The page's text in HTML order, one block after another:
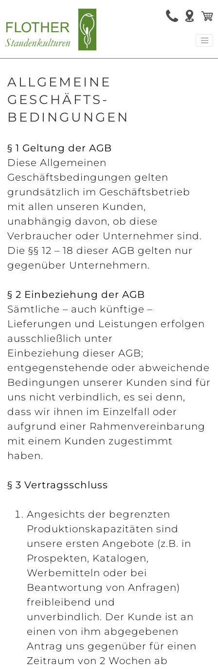
ALLGEMEINE
GESCHÄFTS­
BEDINGUNGEN
§ 1 Geltung der AGB
Diese Allgemeinen
Geschäftsbedingungen gelten
grundsätzlich im Geschäftsbetrieb
mit allen unseren Kunden,
unabhängig davon, ob diese
Verbraucher oder Unternehmer sind.
Die §§ 12 – 18 dieser AGB gelten nur
gegenüber Unternehmern.
§ 2 Einbeziehung der AGB
Sämtliche – auch künftige –
Lieferungen und Leistungen erfolgen
ausschließlich unter
Einbeziehung dieser AGB;
entgegenstehende oder abweichende
Bedingungen unserer Kunden sind für
uns nicht verbindlich, es sei denn,
dass wir ihnen im Einzelfall oder
aufgrund einer Rahmenvereinbarung
mit einem Kunden zugestimmt
haben.
§ 3 Vertragsschluss
Angesichts der begrenzten
Produktionskapazitäten sind
unsere ersten Angebote (z.B. in
Prospekten, Katalogen,
Werbemitteln oder bei
Beantwortung von Anfragen)
freibleibend und
unverbindlich. Der Kunde ist an
einen von ihm abgegebenen
Antrag uns gegenüber für einen
Zeitraum von 2 Wochen ab